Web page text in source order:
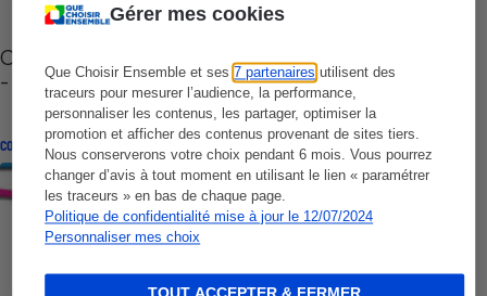
Gérer mes cookies
Que Choisir Ensemble et ses7 partenaires utilisent des
traceurs pour mesurer l’audience, la performance,
personnaliser les contenus, les partager, optimiser la
promotion et afficher des contenus provenant de sites tiers.
Nous conserverons votre choix pendant 6 mois. Vous pourrez
changer d’avis à tout moment en utilisant le lien « paramétrer
les traceurs » en bas de chaque page.
Politique de confidentialité mise à jour le 12/07/2024
Personnaliser mes choix
Cafetière à capsules zéro déchet CoffeeB (vidéo)
- Premières impressions
CONSEILS